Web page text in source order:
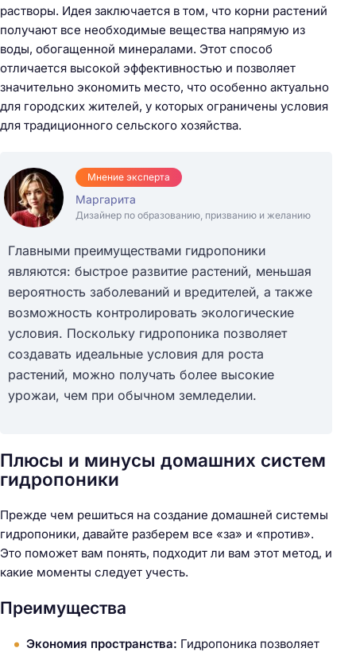
растворы. Идея заключается в том, что корни растений
получают все необходимые вещества напрямую из
воды, обогащенной минералами. Этот способ
отличается высокой эффективностью и позволяет
значительно экономить место, что особенно актуально
для городских жителей, у которых ограничены условия
для традиционного сельского хозяйства.
Мнение эксперта
Маргарита
Дизайнер по образованию, призванию и желанию
Главными преимуществами гидропоники
являются: быстрое развитие растений, меньшая
вероятность заболеваний и вредителей, а также
возможность контролировать экологические
условия. Поскольку гидропоника позволяет
создавать идеальные условия для роста
растений, можно получать более высокие
урожаи, чем при обычном земледелии.
Плюсы и минусы домашних систем
гидропоники
Прежде чем решиться на создание домашней системы
гидропоники, давайте разберем все «за» и «против».
Это поможет вам понять, подходит ли вам этот метод, и
какие моменты следует учесть.
Преимущества
Экономия пространства: Гидропоника позволяет